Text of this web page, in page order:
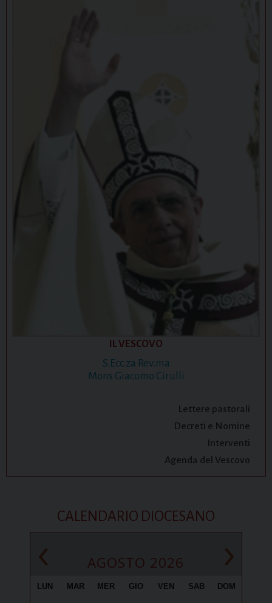
IL VESCOVO
S.Ecc.za Rev.ma
Mons Giacomo Cirulli
Lettere pastorali
Decreti e Nomine
Interventi
Agenda del Vescovo
CALENDARIO DIOCESANO
‹ AGOSTO 2026 ›
LUN MAR MER GIO VEN SAB DOM